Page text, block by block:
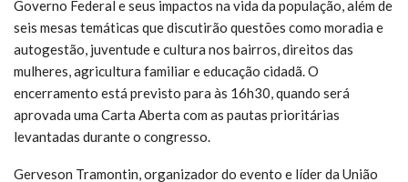
Governo Federal e seus impactos na vida da população, além de
seis mesas temáticas que discutirão questões como moradia e
autogestão, juventude e cultura nos bairros, direitos das
mulheres, agricultura familiar e educação cidadã. O
encerramento está previsto para às 16h30, quando será
aprovada uma Carta Aberta com as pautas prioritárias
levantadas durante o congresso.
Gerveson Tramontin, organizador do evento e líder da União